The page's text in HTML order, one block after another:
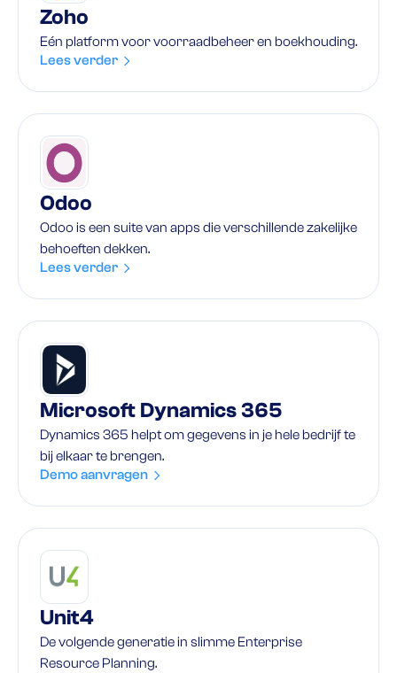
Zoho
Eén platform voor voorraadbeheer en boekhouding.
Lees verder
Odoo
Odoo is een suite van apps die verschillende zakelijke
behoeften dekken.
Lees verder
Microsoft Dynamics 365
Dynamics 365 helpt om gegevens in je hele bedrijf te
bij elkaar te brengen.
Demo aanvragen
Unit4
De volgende generatie in slimme Enterprise
Resource Planning.